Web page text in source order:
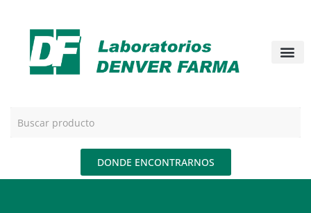
DONDE ENCONTRARNOS